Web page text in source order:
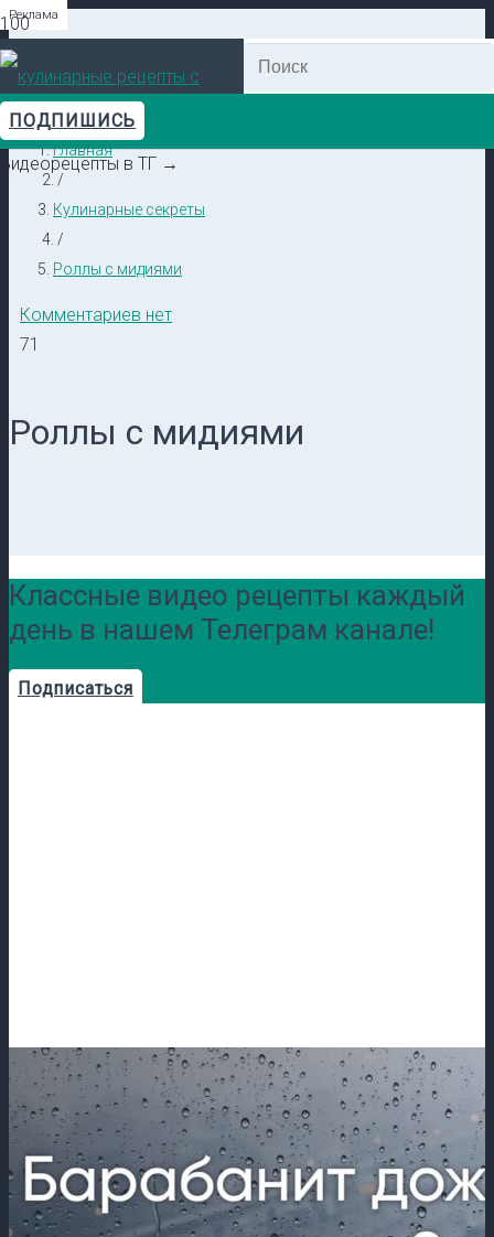
ПОДПИШИСЬ
Видеорецепты в ТГ →
Главная
/
Кулинарные секреты
/
Роллы с мидиями
Комментариев нет
71
Роллы с мидиями
Классные видео рецепты каждый
день в нашем Телеграм канале!
Подписаться
Реклама
Реклама
Реклама
Реклама
Реклама
Реклама